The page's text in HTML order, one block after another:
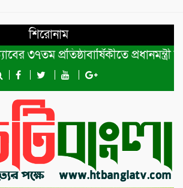
শিরোনাম
৩৭তম প্রতিষ্ঠাবার্ষিকীতে প্রধানমন্ত্রী